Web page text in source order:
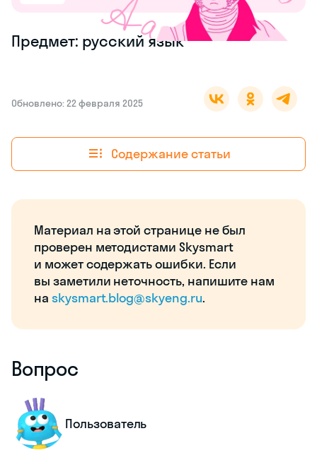
Предмет: русский язык
Обновлено: 22 февраля 2025
Содержание статьи
Материал на этой странице не был
проверен методистами Skysmart
и может содержать ошибки. Если
вы заметили неточность, напишите нам
на skysmart.blog@skyeng.ru.
Вопрос
Пользователь